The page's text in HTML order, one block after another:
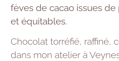
fèves de cacao issues
et équitables.
Chocolat torréfié, raffiné,
dans mon atelier à